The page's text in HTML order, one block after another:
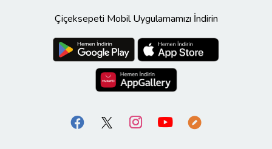
Çiçeksepeti Mobil Uygulamamızı İndirin